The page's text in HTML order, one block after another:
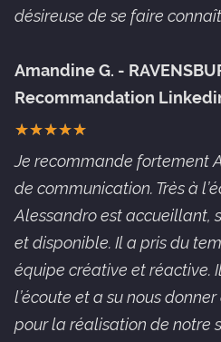
désireuse de se faire
Amandine G. -
Recommandation
★★★★★
★★★★★
Je recommande fortement
de communication. Très à
Alessandro est accueillant,
et disponible. Il a pris du
équipe créative et réactive.
l’écoute et a su nous
pour la réalisation de notre